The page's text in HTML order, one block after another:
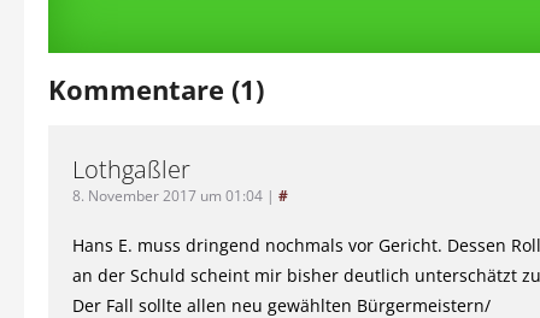
Kommentare (1)
Lothgaßler
8. November 2017 um 01:04 | #
Hans E. muss dringend nochmals vor Gericht. Dessen
an der Schuld scheint mir bisher deutlich unterschätzt
Der Fall sollte allen neu gewählten Bürgermeistern/